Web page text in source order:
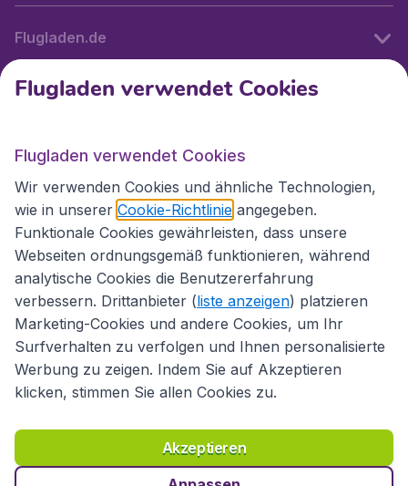
Flugladen.de
Internationale Webseiten
Folgen Sie uns:
Richtlinien und Bedingungen
Haftungsausschluss
Datenschutzerklärung
Cookies Copyright © 2026
Flugladen verwendet Cookies
Flugladen verwendet Cookies
Wir verwenden Cookies und ähnliche Technologien,
wie in unserer Cookie-Richtlinie angegeben.
Funktionale Cookies gewährleisten, dass unsere
Webseiten ordnungsgemäß funktionieren, während
analytische Cookies die Benutzererfahrung
verbessern. Drittanbieter (liste anzeigen) platzieren
Marketing-Cookies und andere Cookies, um Ihr
Surfverhalten zu verfolgen und Ihnen personalisierte
Werbung zu zeigen. Indem Sie auf Akzeptieren
klicken, stimmen Sie allen Cookies zu.
Akzeptieren